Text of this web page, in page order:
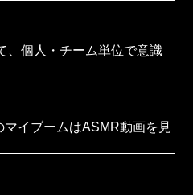
、個人・チーム単位で意識
イブームはASMR動画を見